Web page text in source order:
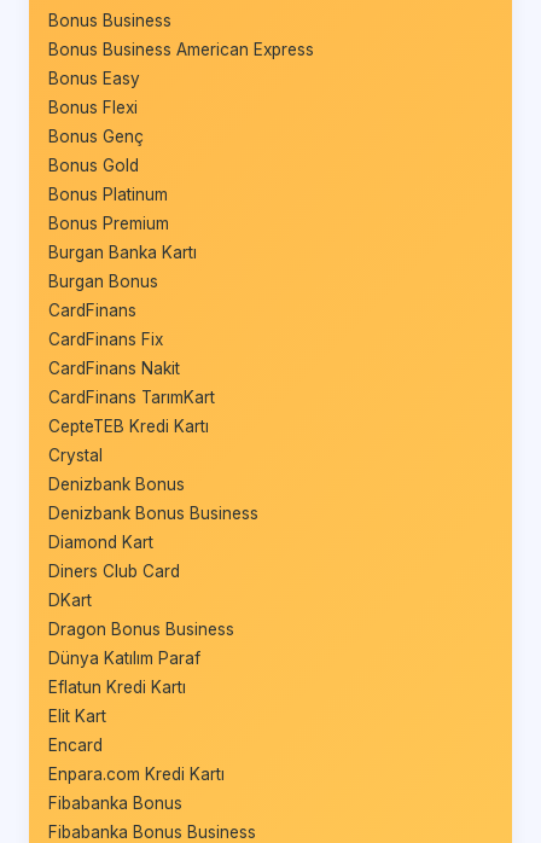
Bonus Business
Bonus Business American Express
Bonus Easy
Bonus Flexi
Bonus Genç
Bonus Gold
Bonus Platinum
Bonus Premium
Burgan Banka Kartı
Burgan Bonus
CardFinans
CardFinans Fix
CardFinans Nakit
CardFinans TarımKart
CepteTEB Kredi Kartı
Crystal
Denizbank Bonus
Denizbank Bonus Business
Diamond Kart
Diners Club Card
DKart
Dragon Bonus Business
Dünya Katılım Paraf
Eflatun Kredi Kartı
Elit Kart
Encard
Enpara.com Kredi Kartı
Fibabanka Bonus
Fibabanka Bonus Business